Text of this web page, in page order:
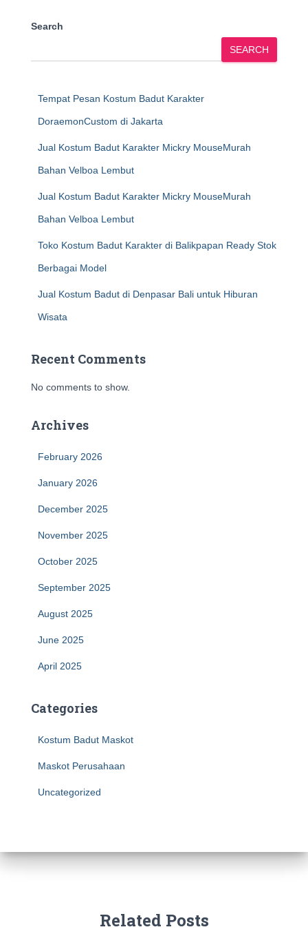
Search
SEARCH
Tempat Pesan Kostum Badut Karakter
DoraemonCustom di Jakarta
Jual Kostum Badut Karakter Mickry MouseMurah
Bahan Velboa Lembut
Jual Kostum Badut Karakter Mickry MouseMurah
Bahan Velboa Lembut
Toko Kostum Badut Karakter di Balikpapan Ready Stok
Berbagai Model
Jual Kostum Badut di Denpasar Bali untuk Hiburan
Wisata
Recent Comments
No comments to show.
Archives
February 2026
January 2026
December 2025
November 2025
October 2025
September 2025
August 2025
June 2025
April 2025
Categories
Kostum Badut Maskot
Maskot Perusahaan
Uncategorized
Related Posts